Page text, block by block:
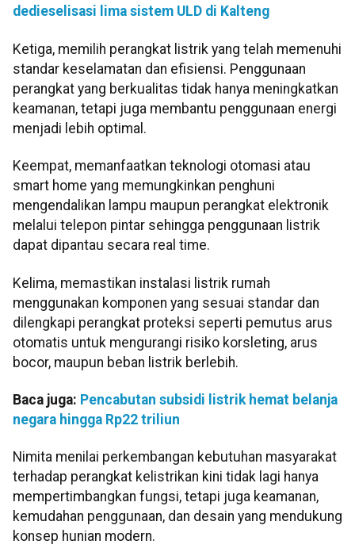
dedieselisasi lima sistem ULD di Kalteng
Ketiga, memilih perangkat listrik yang telah memenuhi
standar keselamatan dan efisiensi. Penggunaan
perangkat yang berkualitas tidak hanya meningkatkan
keamanan, tetapi juga membantu penggunaan energi
menjadi lebih optimal.
Keempat, memanfaatkan teknologi otomasi atau
smart home yang memungkinkan penghuni
mengendalikan lampu maupun perangkat elektronik
melalui telepon pintar sehingga penggunaan listrik
dapat dipantau secara real time.
Kelima, memastikan instalasi listrik rumah
menggunakan komponen yang sesuai standar dan
dilengkapi perangkat proteksi seperti pemutus arus
otomatis untuk mengurangi risiko korsleting, arus
bocor, maupun beban listrik berlebih.
Baca juga: Pencabutan subsidi listrik hemat belanja
negara hingga Rp22 triliun
Nimita menilai perkembangan kebutuhan masyarakat
terhadap perangkat kelistrikan kini tidak lagi hanya
mempertimbangkan fungsi, tetapi juga keamanan,
kemudahan penggunaan, dan desain yang mendukung
konsep hunian modern.